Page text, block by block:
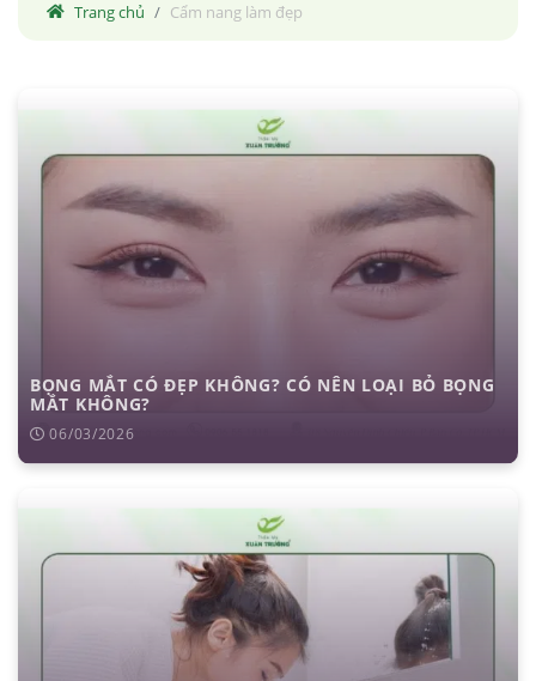
Trang chủ Cẩm nang làm đẹp
BỌNG MẮT CÓ ĐẸP KHÔNG? CÓ NÊN LOẠI BỎ BỌNG
MẮT KHÔNG?
06/03/2026